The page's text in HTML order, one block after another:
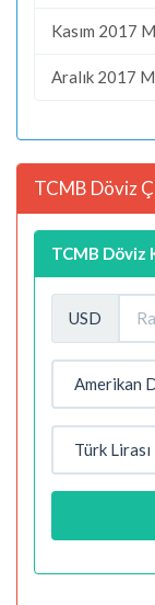
Kasım 2017
Aralık 2017
TCMB Döviz
TCMB Döviz
USD